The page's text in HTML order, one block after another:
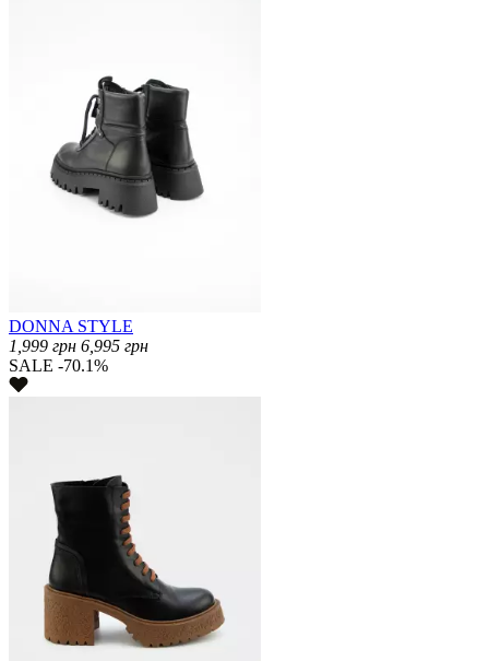
DONNA STYLE
1,999 грн 6,995 грн
SALE -70.1%